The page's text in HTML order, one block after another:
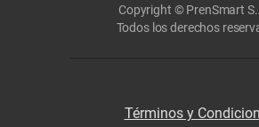
Copyright © PrenSmart
Todos los derechos
Términos y